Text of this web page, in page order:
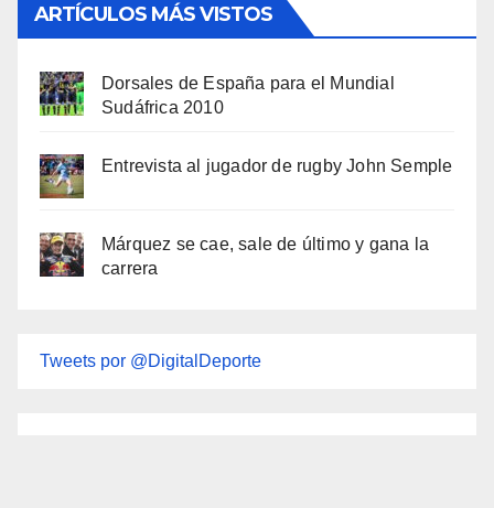
ARTÍCULOS MÁS VISTOS
Dorsales de España para el Mundial
Sudáfrica 2010
Entrevista al jugador de rugby John Semple
Márquez se cae, sale de último y gana la
carrera
Tweets por @DigitalDeporte